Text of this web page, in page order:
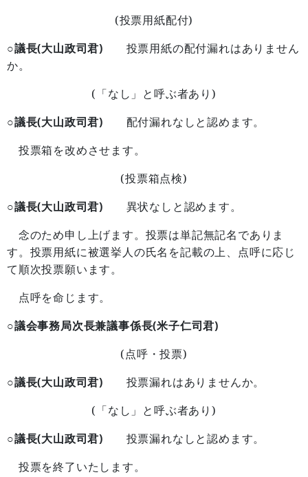
(投票用紙配付)
○議長(大山政司君) 投票用紙の配付漏れはありません
か。
( 「なし」と呼ぶ者あり )
○議長(大山政司君)
配付漏れなしと認めます。
投票箱を改めさせます。
(投票箱点検)
○議長(大山政司君)
異状なしと認めます。
念のため申し上げます。投票は単記無記名でありま
す。投票用紙に被選挙人の氏名を記載の上、点呼に応じ
て順次投票願います。
点呼を命じます。
○議会事務局次長兼議事係長(米子仁司君)
( 点呼・投票)
○議長(大山政司君) 投票漏れはありませんか。
( 「なし」と呼ぶ者あり )
○議長(大山政司君) 投票漏れなしと認めます。
投票を終了いたします。